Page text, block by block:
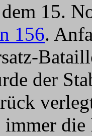
15.
156.
der
immer